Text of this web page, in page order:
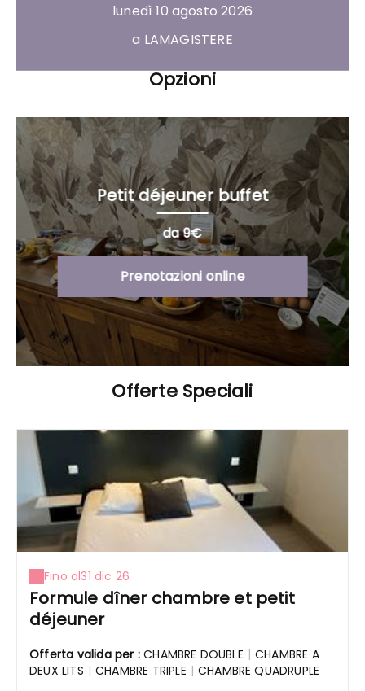
lunedì 10 agosto 2026
a LAMAGISTERE
Opzioni
Petit déjeuner buffet
da 9€
Prenotazioni online
Offerte Speciali
Fino al31 dic 26
Formule dîner chambre et petit
déjeuner
Offerta valida per :CHAMBRE DOUBLE | CHAMBRE A
DEUX LITS | CHAMBRE TRIPLE | CHAMBRE QUADRUPLE